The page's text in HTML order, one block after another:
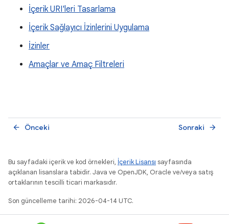
İçerik URI'leri Tasarlama
İçerik Sağlayıcı İzinlerini Uygulama
İzinler
Amaçlar ve Amaç Filtreleri
Önceki
arrow_back Sonraki arrow_forward
Bu sayfadaki içerik ve kod örnekleri, İçerik Lisansı sayfasında
açıklanan lisanslara tabidir. Java ve OpenJDK, Oracle ve/veya satış
ortaklarının tescilli ticari markasıdır.
Son güncelleme tarihi: 2026-04-14 UTC.